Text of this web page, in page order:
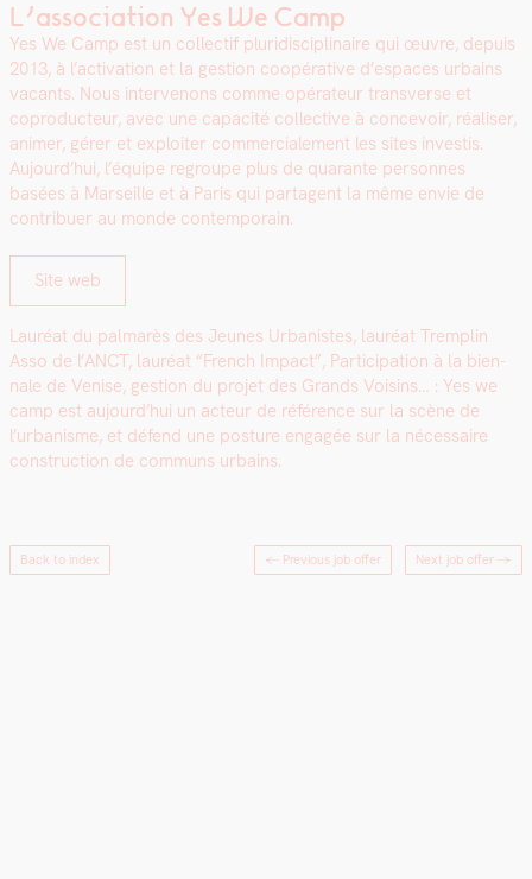
L’association Yes We Camp
Yes We Camp est un col­lec­tif pluridis­ci­plinaire qui œuvre, depuis
2013, à l’activation et la ges­tion coopéra­tive d’espaces urbains
vacants. Nous inter­venons comme opéra­teur trans­verse et
copro­duc­teur, avec une capac­ité col­lec­tive à con­cevoir, réalis­er,
ani­mer, gér­er et exploiter com­mer­ciale­ment les sites investis.
Aujourd’hui, l’équipe regroupe plus de quar­ante per­son­nes
basées à Mar­seille et à Paris qui parta­gent la même envie de
con­tribuer au monde con­tem­po­rain.
Site web
Lau­réat du pal­marès des Jeunes Urban­istes, lau­réat Trem­plin
Asso de l’ANCT, lau­réat “French Impact”, Par­tic­i­pa­tion à la bien­
nale de Venise, ges­tion du pro­jet des Grands Voisins… : Yes we
camp est aujourd’hui un acteur de référence sur la scène de
l’urbanisme, et défend une pos­ture engagée sur la néces­saire
con­struc­tion de com­muns urbains.
Back to index ← Previous job offer Next job offer →